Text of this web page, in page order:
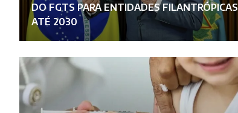
DO FGTS PARA ENTIDADES FILANTRÓPICAS
ATÉ 2030